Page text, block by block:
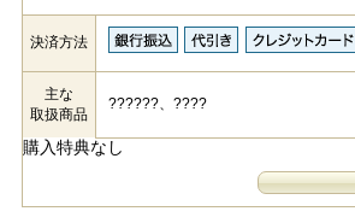
決済方法
主な
取扱商品
??????、????
購入特典なし